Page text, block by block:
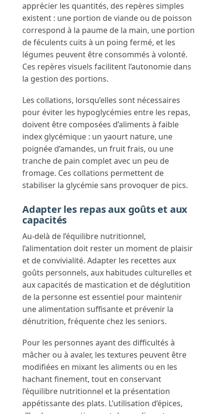
apprécier les quantités, des repères simples
existent : une portion de viande ou de poisson
correspond à la paume de la main, une portion
de féculents cuits à un poing fermé, et les
légumes peuvent être consommés à volonté.
Ces repères visuels facilitent l’autonomie dans
la gestion des portions.
Les collations, lorsqu’elles sont nécessaires
pour éviter les hypoglycémies entre les repas,
doivent être composées d’aliments à faible
index glycémique : un yaourt nature, une
poignée d’amandes, un fruit frais, ou une
tranche de pain complet avec un peu de
fromage. Ces collations permettent de
stabiliser la glycémie sans provoquer de pics.
Adapter les repas aux goûts et aux
capacités
Au-delà de l’équilibre nutritionnel,
l’alimentation doit rester un moment de plaisir
et de convivialité. Adapter les recettes aux
goûts personnels, aux habitudes culturelles et
aux capacités de mastication et de déglutition
de la personne est essentiel pour maintenir
une alimentation suffisante et prévenir la
dénutrition, fréquente chez les seniors.
Pour les personnes ayant des difficultés à
mâcher ou à avaler, les textures peuvent être
modifiées en mixant les aliments ou en les
hachant finement, tout en conservant
l’équilibre nutritionnel et la présentation
appétissante des plats. L’utilisation d’épices,